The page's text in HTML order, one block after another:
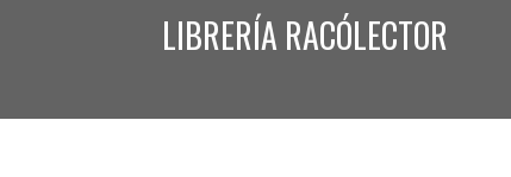
LIBRERÍA RACÓLECTOR